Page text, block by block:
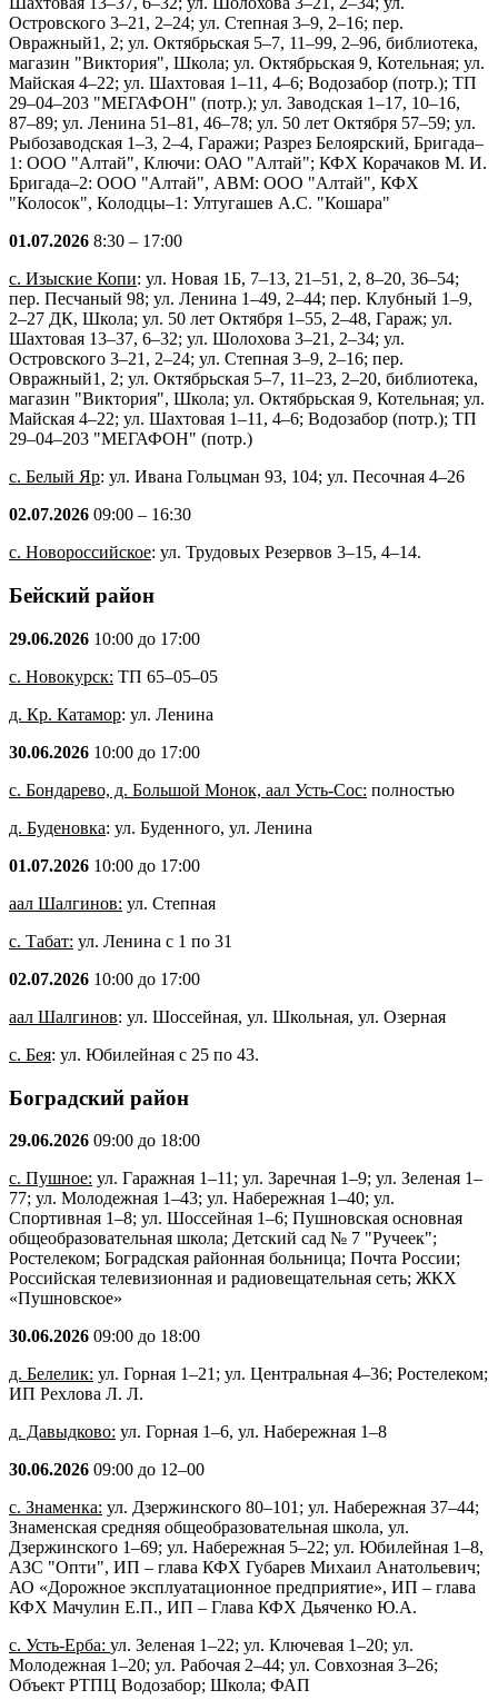
Островского 3–21, 2–24; ул. Степная 3–9, 2–16; пер.
Овражный1, 2; ул. Октябрьская 5–7, 11–99, 2–96, библиотека,
магазин "Виктория", Школа; ул. Октябрьская 9, Котельная; ул.
Майская 4–22; ул. Шахтовая 1–11, 4–6; Водозабор (потр.); ТП
29–04–203 "МЕГАФОН" (потр.); ул. Заводская 1–17, 10–16,
87–89; ул. Ленина 51–81, 46–78; ул. 50 лет Октября 57–59; ул.
Рыбозаводская 1–3, 2–4, Гаражи; Разрез Белоярский, Бригада–
1: ООО "Алтай", Ключи: ОАО "Алтай"; КФХ Корачаков М. И.
Бригада–2: ООО "Алтай", АВМ: ООО "Алтай", КФХ
"Колосок", Колодцы–1: Ултугашев А.С. "Кошара"
01.07.2026 8:30 – 17:00
с. Изыские Копи: ул. Новая 1Б, 7–13, 21–51, 2, 8–20, 36–54;
пер. Песчаный 98; ул. Ленина 1–49, 2–44; пер. Клубный 1–9,
2–27 ДК, Школа; ул. 50 лет Октября 1–55, 2–48, Гараж; ул.
Шахтовая 13–37, 6–32; ул. Шолохова 3–21, 2–34; ул.
Островского 3–21, 2–24; ул. Степная 3–9, 2–16; пер.
Овражный1, 2; ул. Октябрьская 5–7, 11–23, 2–20, библиотека,
магазин "Виктория", Школа; ул. Октябрьская 9, Котельная; ул.
Майская 4–22; ул. Шахтовая 1–11, 4–6; Водозабор (потр.); ТП
29–04–203 "МЕГАФОН" (потр.)
с. Белый Яр: ул. Ивана Гольцман 93, 104; ул. Песочная 4–26
02.07.2026 09:00 – 16:30
с. Новороссийское: ул. Трудовых Резервов 3–15, 4–14.
Бейский район
29.06.2026 10:00 до 17:00
с. Новокурск: ТП 65–05–05
д. Кр. Катамор: ул. Ленина
30.06.2026 10:00 до 17:00
с. Бондарево, д. Большой Монок, аал Усть-Сос: полностью
д. Буденовка: ул. Буденного, ул. Ленина
01.07.2026 10:00 до 17:00
аал Шалгинов: ул. Степная
с. Табат: ул. Ленина с 1 по 31
02.07.2026 10:00 до 17:00
аал Шалгинов: ул. Шоссейная, ул. Школьная, ул. Озерная
с. Бея: ул. Юбилейная с 25 по 43.
Боградский район
29.06.2026 09:00 до 18:00
с. Пушное: ул. Гаражная 1–11; ул. Заречная 1–9; ул. Зеленая 1–
77; ул. Молодежная 1–43; ул. Набережная 1–40; ул.
Спортивная 1–8; ул. Шоссейная 1–6; Пушновская основная
общеобразовательная школа; Детский сад № 7 "Ручеек";
Ростелеком; Боградская районная больница; Почта России;
Российская телевизионная и радиовещательная сеть; ЖКХ
«Пушновское»
30.06.2026 09:00 до 18:00
д. Белелик: ул. Горная 1–21; ул. Центральная 4–36; Ростелеком;
ИП Рехлова Л. Л.
д. Давыдково: ул. Горная 1–6, ул. Набережная 1–8
30.06.2026 09:00 до 12–00
с. Знаменка: ул. Дзержинского 80–101; ул. Набережная 37–44;
Знаменская средняя общеобразовательная школа, ул.
Дзержинского 1–69; ул. Набережная 5–22; ул. Юбилейная 1–8,
АЗС "Опти", ИП – глава КФХ Губарев Михаил Анатольевич;
АО «Дорожное эксплуатационное предприятие», ИП – глава
КФХ Мачулин Е.П., ИП – Глава КФХ Дьяченко Ю.А.
с. Усть-Ерба: ул. Зеленая 1–22; ул. Ключевая 1–20; ул.
Молодежная 1–20; ул. Рабочая 2–44; ул. Совхозная 3–26;
Объект РТПЦ Водозабор; Школа; ФАП